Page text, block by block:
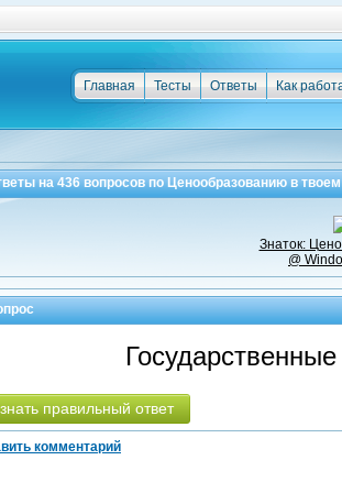
Как
Ответы
Тесты
Главная
на436вопросов поЦенообразованиюв
Знаток:
@
правильный ответ
комментарий